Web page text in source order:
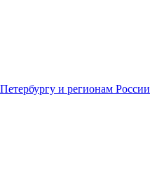
Петербургу и регионам России